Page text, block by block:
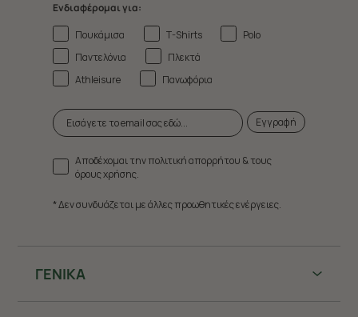
ΓΕΝΙΚΑ
Ενδιαφέρομαι για:
Πουκάμισα
T-Shirts
Polo
Παντελόνια
Πλεκτά
Athleisure
Πανωφόρια
Εγγραφή
Αποδέχομαι την πολιτική απορρήτου & τους
όρους χρήσης.
* Δεν συνδυάζεται με άλλες προωθητικές ενέργειες.